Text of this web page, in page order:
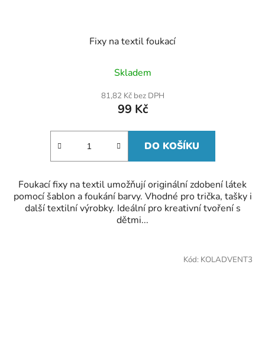
Fixy na textil foukací
Skladem
81,82 Kč bez DPH
99 Kč
DO KOŠÍKU
Foukací fixy na textil umožňují originální zdobení látek
pomocí šablon a foukání barvy. Vhodné pro trička, tašky i
další textilní výrobky. Ideální pro kreativní tvoření s
dětmi...
Kód: KOLADVENT3